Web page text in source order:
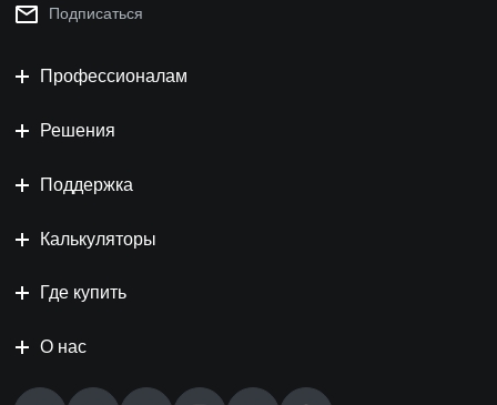
Подписаться
Профессионалам
Решения
Поддержка
Калькуляторы
Где купить
О нас